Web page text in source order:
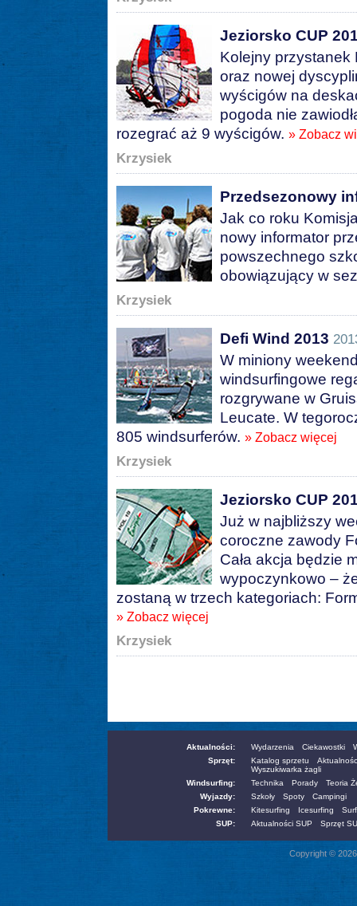
Jeziorsko CUP
Kolejny przystanek
oraz nowej
wyścigów na
pogoda nie
rozegrać aż 9 wyścigów. » Zobacz
Krzysiek
Przedsezonowy
Jak co roku
nowy informator
powszechnego
obowiązujący w
Krzysiek
Defi Wind 2013
W miniony
windsurfingowe
rozgrywane w
Leucate. W
805 windsurferów. » Zobacz więcej
Krzysiek
Jeziorsko CUP
Już w najbliższy
coroczne zawody
Cała akcja będzie
wypoczynkowo –
zostaną w trzech kategoriach:
» Zobacz więcej
Krzysiek
Aktualności: Wydarzenia Ciekawostki
Sprzęt:
Katalog sprzetu
Wyszukiwarka żagli
Windsurfing:
Technika Porady
Teoria
Wyjazdy:
Szkoły Spoty
Campingi
Pokrewne:
Kitesurfing Icesurfing
SUP:
Aktualności SUP Sprzęt
Copyright ©